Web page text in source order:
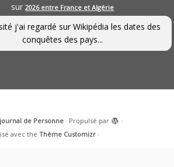
sur2026 entre France et Algérie
j'ai regardé sur Wikipédia les dates des
conquêtes des pays...
de Personne· Propulsé par
·
avec theThème Customizr ·